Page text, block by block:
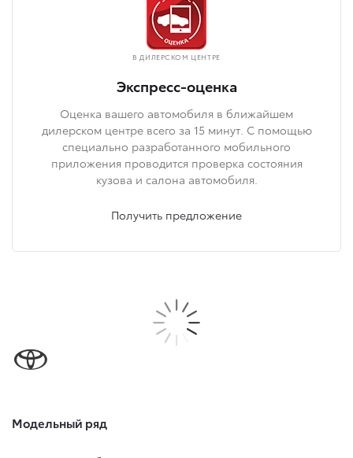
В ДИЛЕРСКОМ ЦЕНТРЕ
Экспресс-оценка
Оценка вашего автомобиля в ближайшем
дилерском центре всего за 15 минут. С помощью
специально разработанного мобильного
приложения проводится проверка состояния
кузова и салона автомобиля.
Получить предложение
Модельный ряд